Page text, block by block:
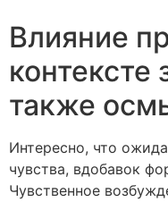
Влияние
контексте
также
Интересно, что
чувства, вдобавок
Чувственное